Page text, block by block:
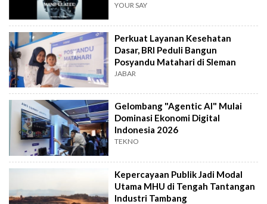
YOUR SAY
Perkuat Layanan Kesehatan
Dasar, BRI Peduli Bangun
Posyandu Matahari di Sleman
JABAR
Gelombang "Agentic AI" Mulai
Dominasi Ekonomi Digital
Indonesia 2026
TEKNO
Kepercayaan Publik Jadi Modal
Utama MHU di Tengah Tantangan
Industri Tambang